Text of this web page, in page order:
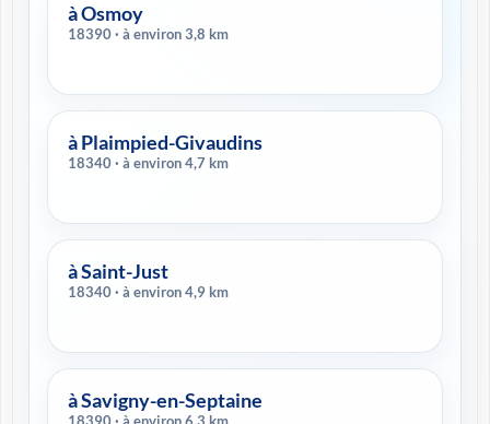
à Osmoy
18390 · à environ 3,8 km
à Plaimpied-Givaudins
18340 · à environ 4,7 km
à Saint-Just
18340 · à environ 4,9 km
à Savigny-en-Septaine